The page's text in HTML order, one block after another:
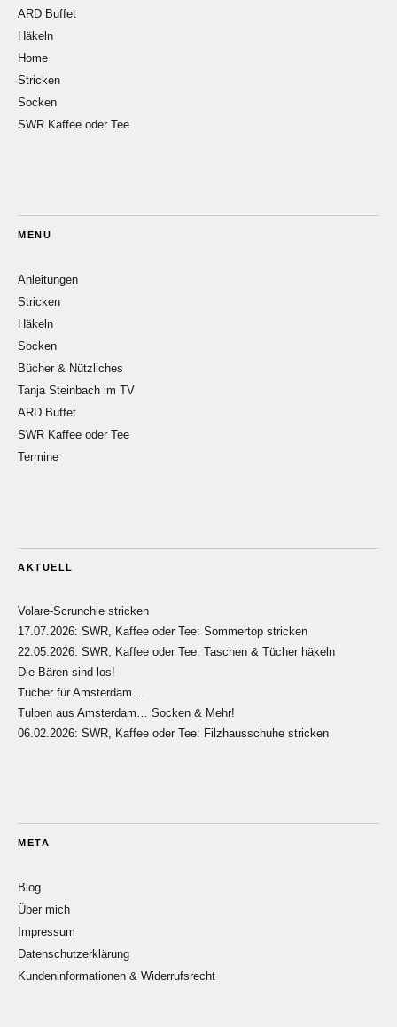
ARD Buffet
Häkeln
Home
Stricken
Socken
SWR Kaffee oder Tee
MENÜ
Anleitungen
Stricken
Häkeln
Socken
Bücher & Nützliches
Tanja Steinbach im TV
ARD Buffet
SWR Kaffee oder Tee
Termine
AKTUELL
Volare-Scrunchie stricken
17.07.2026: SWR, Kaffee oder Tee: Sommertop stricken
22.05.2026: SWR, Kaffee oder Tee: Taschen & Tücher häkeln
Die Bären sind los!
Tücher für Amsterdam…
Tulpen aus Amsterdam… Socken & Mehr!
06.02.2026: SWR, Kaffee oder Tee: Filzhausschuhe stricken
META
Blog
Über mich
Impressum
Datenschutzerklärung
Kundeninformationen & Widerrufsrecht